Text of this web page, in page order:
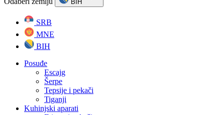
BIH
SRB
MNE
BIH
Posuđe
Escajg
Šerpe
Tepsije i pekači
Tiganji
Kuhinjski aparati